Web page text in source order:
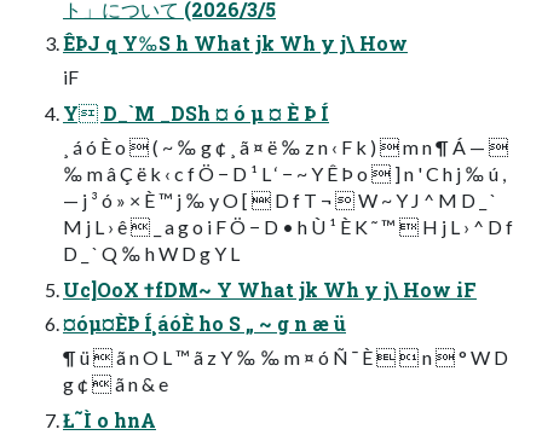
ト」について (2026/3/5
ÊÞJ q Y‰S h What jk Wh y j\ How
iF
Y D_`M _DSh ¤ ó µ ¤ È Þ Í
¸ á ó È o  ( ~ ‰ g ¢ ¸ ã ¤ ë ‰ z n ‹ F k )  m n ¶ Á — 
‰ m â Ç ë k ‹ c f Ö − D ¹ L ‘ − ~ Y Ê Þ o  ] n ' C h j ‰ ú ,
— j ³ ó » × È ™ j ‰ y O [  D f T ¬  W ~ Y J ^ M D _ `
M j L › ê  _ a g o i F Ö − D • h Ù ¹ È K ˜ ™  H j L › ^ D f
D _ ` Q ‰ h W D g Y L
Uc]OoX †fDM~ Y What jk Wh y j\ How iF
¤óµ¤ÈÞ Í¸áóÈ ho S „ ~ g n æ ü
¶ ü  ã n O L ™ ã z Y ‰ ‰ m ¤ ó Ñ ¯ È   n  ° W D
g ¢  ã n & e
Ł˜Ì o hnA